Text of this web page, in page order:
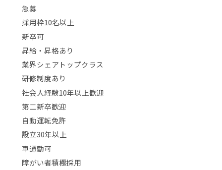
急募
採用枠10名以上
新卒可
昇給・昇格あり
業界シェアトップクラス
研修制度あり
社会人経験10年以上歓迎
第二新卒歓迎
自動運転免許
設立30年以上
車通勤可
障がい者積極採用